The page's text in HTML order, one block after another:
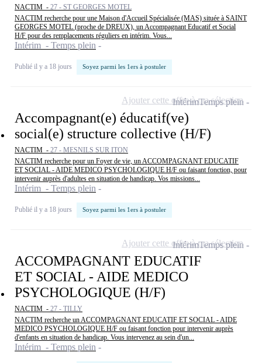
NACTIM - 27 - ST GEORGES MOTEL
NACTIM recherche pour une Maison d'Accueil Spécialisée (MAS) située à SAINT
GEORGES MOTEL (proche de DREUX), un Accompagnant Educatif et Social
H/F pour des remplacements réguliers en intérim. Vous...
Intérim - Temps plein
Publié il y a 18 jours Soyez parmi les 1ers à postuler
Accompagnant(e) éducatif(ve)
social(e) structure collective (H/F)
NACTIM - 27 - MESNILS SUR ITON
NACTIM recherche pour un Foyer de vie, un ACCOMPAGNANT EDUCATIF
ET SOCIAL - AIDE MEDICO PSYCHOLOGIQUE H/F ou faisant fonction, pour
intervenir auprès d'adultes en situation de handicap. Vos missions...
Intérim - Temps plein
Publié il y a 18 jours Soyez parmi les 1ers à postuler
IntérimTemps plein
Ajouter cette offre à ma sélection
ACCOMPAGNANT EDUCATIF
ET SOCIAL - AIDE MEDICO
PSYCHOLOGIQUE (H/F)
NACTIM - 27 - TILLY
NACTIM recherche un ACCOMPAGNANT EDUCATIF ET SOCIAL - AIDE
MEDICO PSYCHOLOGIQUE H/F ou faisant fonction pour intervenir auprès
d'enfants en situation de handicap. Vous intervenez au sein d'un...
Intérim - Temps plein
IntérimTemps plein
Ajouter cette offre à ma sélection